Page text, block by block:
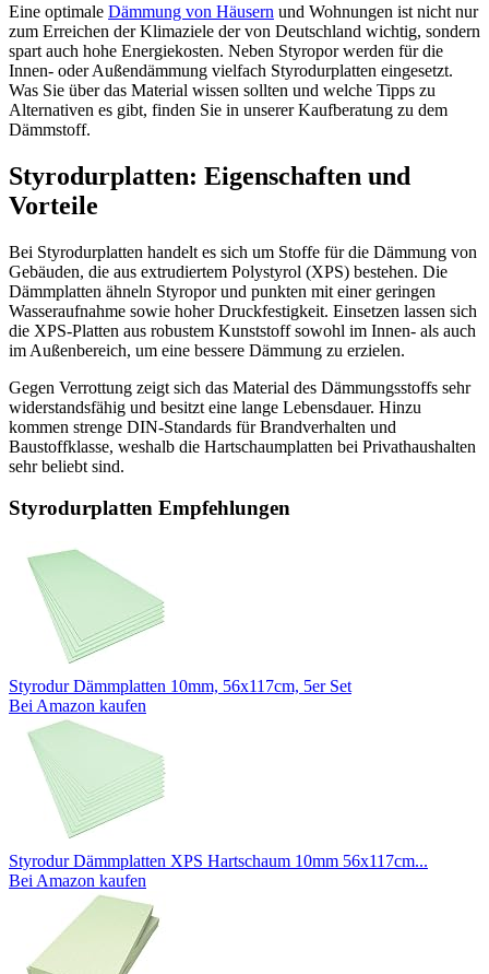
Eine optimale Dämmung von Häusern und Wohnungen ist nicht nur
zum Erreichen der Klimaziele der von Deutschland wichtig, sondern
spart auch hohe Energiekosten. Neben Styropor werden für die
Innen- oder Außendämmung vielfach Styrodurplatten eingesetzt.
Was Sie über das Material wissen sollten und welche Tipps zu
Alternativen es gibt, finden Sie in unserer Kaufberatung zu dem
Dämmstoff.
Styrodurplatten: Eigenschaften und
Vorteile
Bei Styrodurplatten handelt es sich um Stoffe für die Dämmung von
Gebäuden, die aus extrudiertem Polystyrol (XPS) bestehen. Die
Dämmplatten ähneln Styropor und punkten mit einer geringen
Wasseraufnahme sowie hoher Druckfestigkeit. Einsetzen lassen sich
die XPS-Platten aus robustem Kunststoff sowohl im Innen- als auch
im Außenbereich, um eine bessere Dämmung zu erzielen.
Gegen Verrottung zeigt sich das Material des Dämmungsstoffs sehr
widerstandsfähig und besitzt eine lange Lebensdauer. Hinzu
kommen strenge DIN-Standards für Brandverhalten und
Baustoffklasse, weshalb die Hartschaumplatten bei Privathaushalten
sehr beliebt sind.
Styrodurplatten Empfehlungen
Styrodur Dämmplatten 10mm, 56x117cm, 5er Set
Bei Amazon kaufen
Styrodur Dämmplatten XPS Hartschaum 10mm 56x117cm...
Bei Amazon kaufen